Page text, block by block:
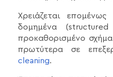
Χρειάζεται
δομημένα
προκαθορισμένο
πρωτύτερα σε
cleaning.